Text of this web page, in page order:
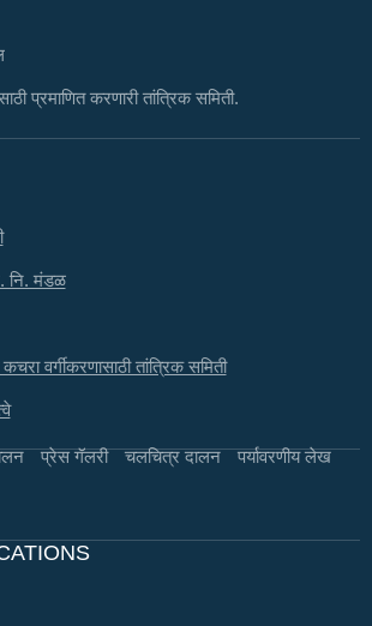
प्रमाणित करणारी तांत्रिक समिती.
नि. मंडळ
वर्गीकरणासाठी तांत्रिक समिती
प्रेस गॅलरी चलचित्र दालन पर्यावरणीय लेख